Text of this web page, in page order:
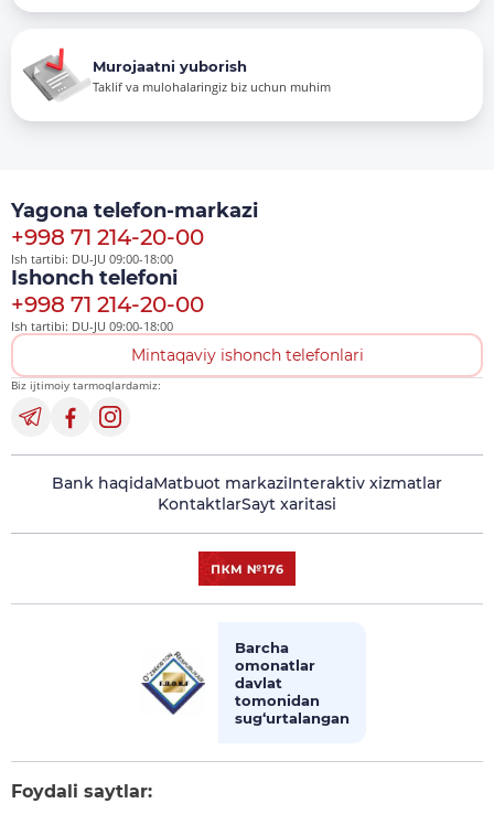
Murojaatni yuborish
Taklif va mulohalaringiz biz uchun muhim
Yagona telefon-markazi
+998 71 214-20-00
Ish tartibi: DU-JU 09:00-18:00
Ishonch telefoni
+998 71 214-20-00
Ish tartibi: DU-JU 09:00-18:00
Mintaqaviy ishonch telefonlari
Biz ijtimoiy tarmoqlardamiz:
Bank haqidaMatbuot markaziInteraktiv xizmatlar
KontaktlarSayt xaritasi
Barcha
omonatlar
davlat
tomonidan
sug‘urtalangan
Foydali saytlar: